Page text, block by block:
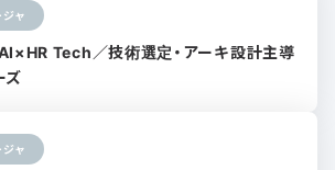
ャ
AI×HR Tech／技術選定・アーキ設計主導
ズ
ャ